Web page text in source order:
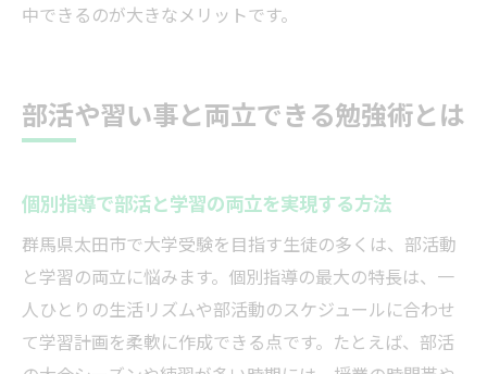
中できるのが大きなメリットです。
部活や習い事と両立できる勉強術とは
個別指導で部活と学習の両立を実現する方法
群馬県太田市で大学受験を目指す生徒の多くは、部活動
と学習の両立に悩みます。個別指導の最大の特長は、一
人ひとりの生活リズムや部活動のスケジュールに合わせ
て学習計画を柔軟に作成できる点です。たとえば、部活